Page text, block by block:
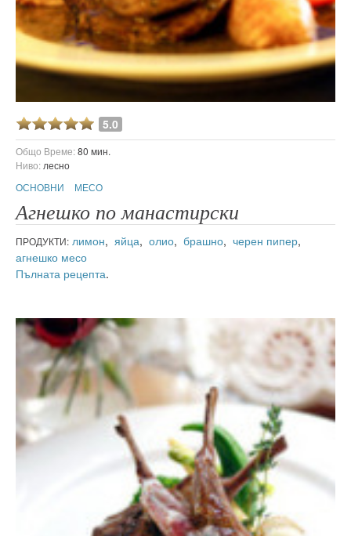
5.0
Общо Време:80 мин.
Ниво: лесно
ОСНОВНИ
МЕСО
Агнешко по манастирски
ПРОДУКТИ: лимон, яйца, олио, брашно, черен пипер,
агнешко месо
Пълната рецепта.